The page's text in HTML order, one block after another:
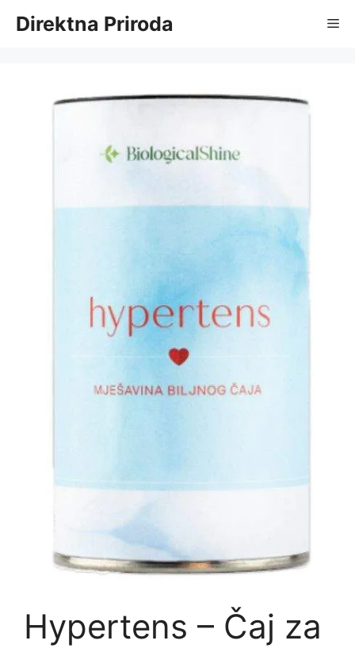
Direktna Priroda
Hypertens – Čaj za